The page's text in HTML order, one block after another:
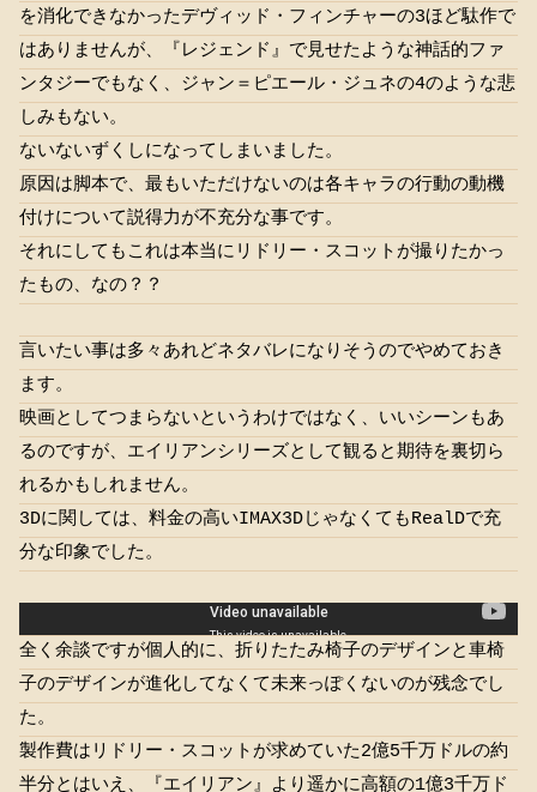
を消化できなかったデヴィッド・フィンチャーの3ほど駄作で
はありませんが、『レジェンド』で見せたような神話的ファ
ンタジーでもなく、ジャン＝ピエール・ジュネの4のような悲
しみもない。
ないないずくしになってしまいました。
原因は脚本で、最もいただけないのは各キャラの行動の動機
付けについて説得力が不充分な事です。
それにしてもこれは本当にリドリー・スコットが撮りたかっ
たもの、なの？？
言いたい事は多々あれどネタバレになりそうのでやめておき
ます。
映画としてつまらないというわけではなく、いいシーンもあ
るのですが、エイリアンシリーズとして観ると期待を裏切ら
れるかもしれません。
‎3Dに関しては、料金の高いIMAX3DじゃなくてもRealDで充
分な印象でした。
！ネタバレし過ぎな予告編
全く余談ですが個人的に、折りたたみ椅子のデザインと車椅
子のデザインが進化してなくて未来っぽくないのが残念でし
た。
製作費はリドリー・スコットが求めていた2億5千万ドルの約
半分とはいえ、『エイリアン』より遥かに高額の1億3千万ド